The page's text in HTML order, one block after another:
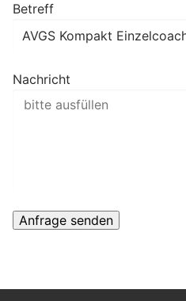
Betreff
Nachricht